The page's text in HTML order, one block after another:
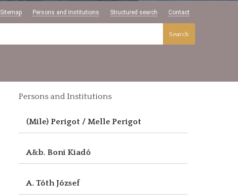
Sitemap Persons and Institutions Structured search Contact
Search
Persons and Institutions
(Mile) Perigot / Melle Perigot
A&b. Boni Kiadó
A. Tóth József